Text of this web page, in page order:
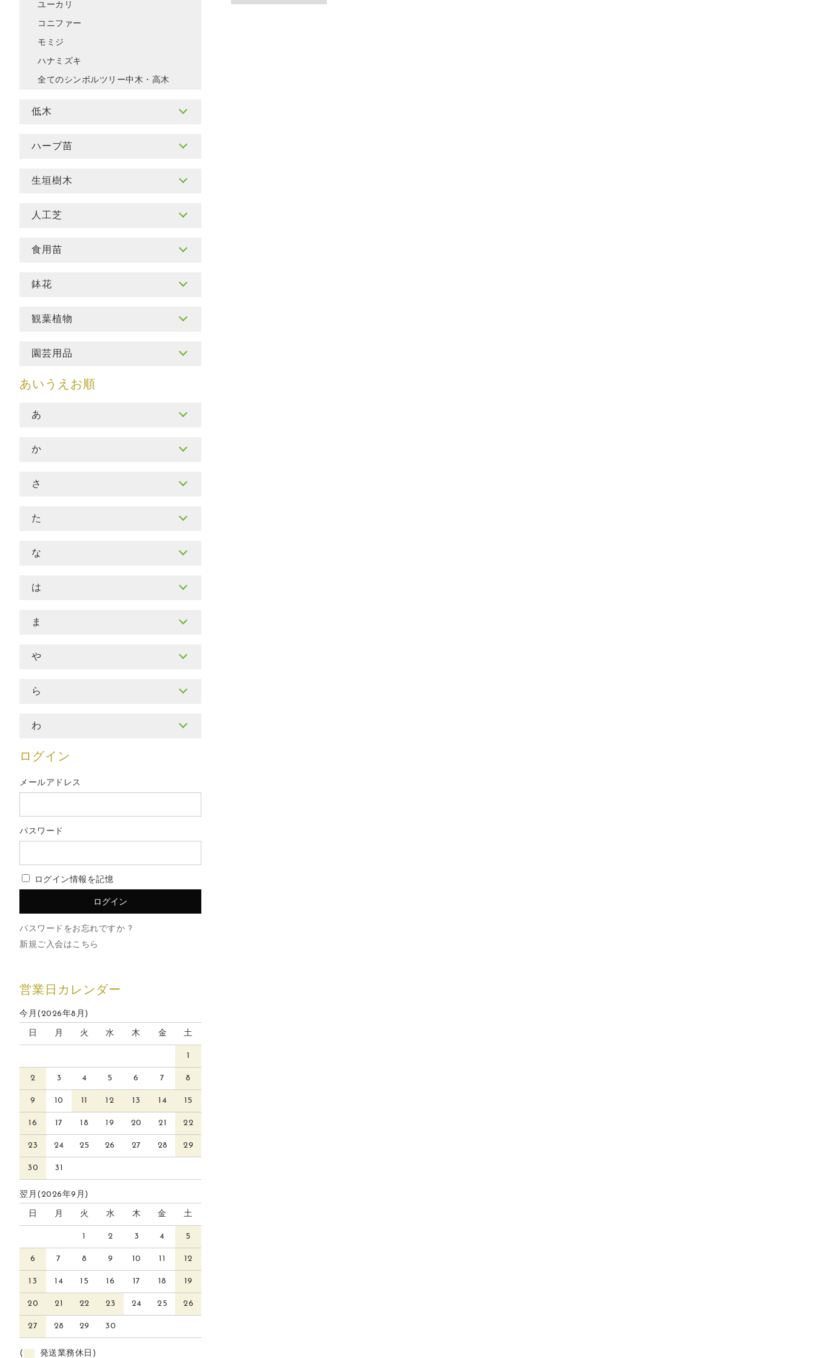
ユーカリ
コニファー
モミジ
ハナミズキ
全てのシンボルツリー中木・高木
低木
ハーブ苗
生垣樹木
人工芝
食用苗
鉢花
観葉植物
園芸用品
あ
か
さ
た
な
は
ま
や
ら
わ
ログイン
メールアドレス
パスワード
ログイン情報を記憶
パスワードをお忘れですか ?
新規ご入会はこちら
営業日カレンダー
今月(2026年8月)
日 月 火 水 木 金 土
1
2 3 4 5 6 7 8
9 10 11 12 13 14 15
16 17 18 19 20 21 22
23 24 25 26 27 28 29
30 31
翌月(2026年9月)
日 月 火 水 木 金 土
1 2 3 4 5
6 7 8 9 10 11 12
13 14 15 16 17 18 19
20 21 22 23 24 25 26
27 28 29 30
( 発送業務休日)